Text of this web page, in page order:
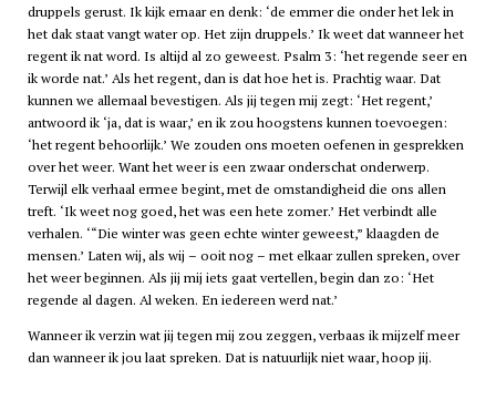
druppels gerust. Ik kijk ernaar en denk: ‘de emmer die onder het lek in
het dak staat vangt water op. Het zijn druppels.’ Ik weet dat wanneer het
regent ik nat word. Is altijd al zo geweest. Psalm 3: ‘het regende seer en
ik worde nat.’ Als het regent, dan is dat hoe het is. Prachtig waar. Dat
kunnen we allemaal bevestigen. Als jij tegen mij zegt: ‘Het regent,’
antwoord ik ‘ja, dat is waar,’ en ik zou hoogstens kunnen toevoegen:
‘het regent behoorlijk.’ We zouden ons moeten oefenen in gesprekken
over het weer. Want het weer is een zwaar onderschat onderwerp.
Terwijl elk verhaal ermee begint, met de omstandigheid die ons allen
treft. ‘Ik weet nog goed, het was een hete zomer.’ Het verbindt alle
verhalen. ‘“Die winter was geen echte winter geweest,” klaagden de
mensen.’ Laten wij, als wij – ooit nog – met elkaar zullen spreken, over
het weer beginnen. Als jij mij iets gaat vertellen, begin dan zo: ‘Het
regende al dagen. Al weken. En iedereen werd nat.’
Wanneer ik verzin wat jij tegen mij zou zeggen, verbaas ik mijzelf meer
dan wanneer ik jou laat spreken. Dat is natuurlijk niet waar, hoop jij.